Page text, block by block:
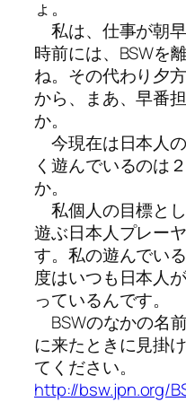
ょ。
私は、仕事が朝
時前には、BSWを
ね。その代わり夕
から、まあ、早番
か。
今現在は日本人
く遊んでいるのは
か。
私個人の目標と
遊ぶ日本人プレー
す。私の遊んでい
度はいつも日本人
っているんです。
BSWのなかの名
に来たときに見掛
てください。
http://bsw.jpn.org/